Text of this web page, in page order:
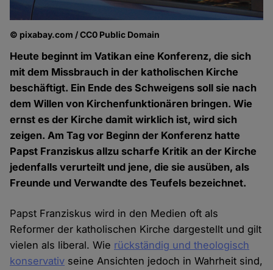
© pixabay.com / CC0 Public Domain
Heute beginnt im Vatikan eine Konferenz, die sich
mit dem Missbrauch in der katholischen Kirche
beschäftigt. Ein Ende des Schweigens soll sie nach
dem Willen von Kirchenfunktionären bringen. Wie
ernst es der Kirche damit wirklich ist, wird sich
zeigen. Am Tag vor Beginn der Konferenz hatte
Papst Franziskus allzu scharfe Kritik an der Kirche
jedenfalls verurteilt und jene, die sie ausüben, als
Freunde und Verwandte des Teufels bezeichnet.
Papst Franziskus wird in den Medien oft als
Reformer der katholischen Kirche dargestellt und gilt
vielen als liberal. Wie rückständig und theologisch
konservativ seine Ansichten jedoch in Wahrheit sind,